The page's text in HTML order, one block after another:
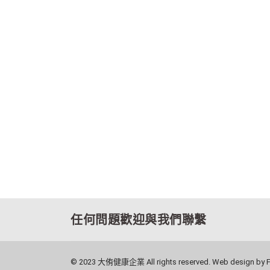
任何問題歡迎與我們聯繫
© 2023 大侑健康企業 All rights reserved. Web design by